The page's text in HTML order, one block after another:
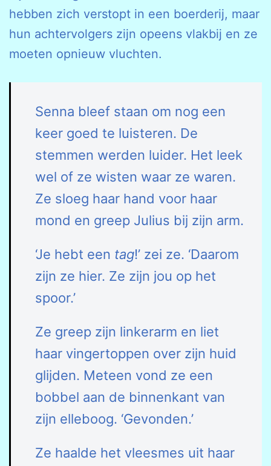
hebben zich verstopt in een boerderij, maar
hun achtervolgers zijn opeens vlakbij en ze
moeten opnieuw vluchten.
Senna bleef staan om nog een
keer goed te luisteren. De
stemmen werden luider. Het leek
wel of ze wisten waar ze waren.
Ze sloeg haar hand voor haar
mond en greep Julius bij zijn arm.
‘Je hebt een tag!’ zei ze. ‘Daarom
zijn ze hier. Ze zijn jou op het
spoor.’
Ze greep zijn linkerarm en liet
haar vingertoppen over zijn huid
glijden. Meteen vond ze een
bobbel aan de binnenkant van
zijn elleboog. ‘Gevonden.’
Ze haalde het vleesmes uit haar